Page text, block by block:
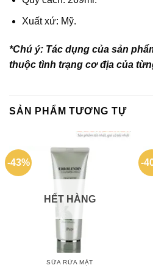
Xuất xứ: Mỹ.
*Chú ý: Tác dụng của sản
thuộc tình trạng cơ địa của
SẢN PHẨM TƯƠNG TỰ
-43%
HẾT HÀNG
SỮA RỬA MẶT
-